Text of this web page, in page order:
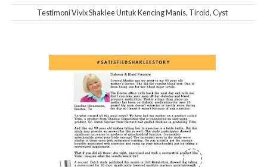
Testimoni Vivix Shaklee Untuk Kencing Manis, Tiroid, Cyst